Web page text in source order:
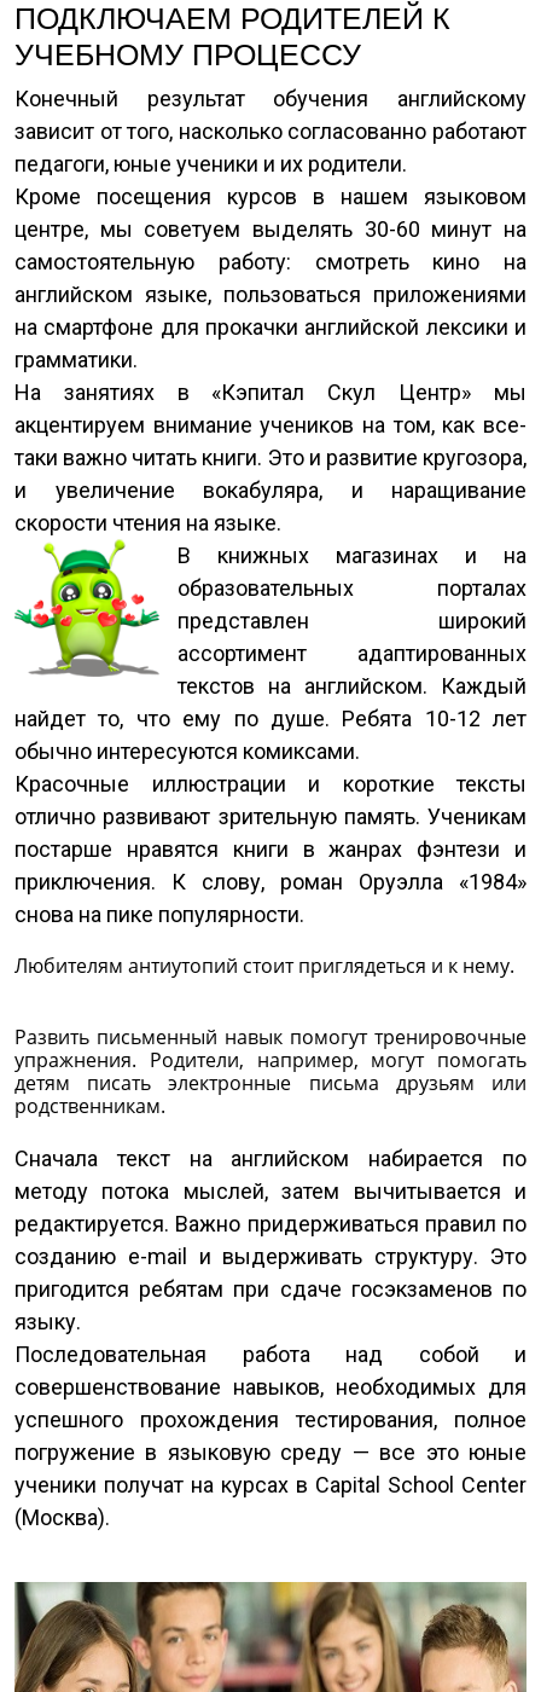
ПОДКЛЮЧАЕМ РОДИТЕЛЕЙ К
УЧЕБНОМУ ПРОЦЕССУ
Конечный результат обучения английскому
зависит от того, насколько согласованно работают
педагоги, юные ученики и их родители.
Кроме посещения курсов в нашем языковом
центре, мы советуем выделять 30-60 минут на
самостоятельную работу: смотреть кино на
английском языке, пользоваться приложениями
на смартфоне для прокачки английской лексики и
грамматики.
На занятиях в «Кэпитал Скул Центр» мы
акцентируем внимание учеников на том, как все-
таки важно читать книги. Это и развитие кругозора,
и увеличение вокабуляра, и наращивание
скорости чтения на языке.
В книжных магазинах и на
образовательных порталах
представлен широкий
ассортимент адаптированных
текстов на английском. Каждый
найдет то, что ему по душе. Ребята 10-12 лет
обычно интересуются комиксами.
Красочные иллюстрации и короткие тексты
отлично развивают зрительную память. Ученикам
постарше нравятся книги в жанрах фэнтези и
приключения. К слову, роман Оруэлла «1984»
снова на пике популярности.
Любителям антиутопий стоит приглядеться и к нему.
Развить письменный навык помогут тренировочные
упражнения. Родители, например, могут помогать
детям писать электронные письма друзьям или
родственникам.
Сначала текст на английском набирается по
методу потока мыслей, затем вычитывается и
редактируется. Важно придерживаться правил по
созданию e-mail и выдерживать структуру. Это
пригодится ребятам при сдаче госэкзаменов по
языку.
Последовательная работа над собой и
совершенствование навыков, необходимых для
успешного прохождения тестирования, полное
погружение в языковую среду — все это юные
ученики получат на курсах в Capital School Center
(Москва).